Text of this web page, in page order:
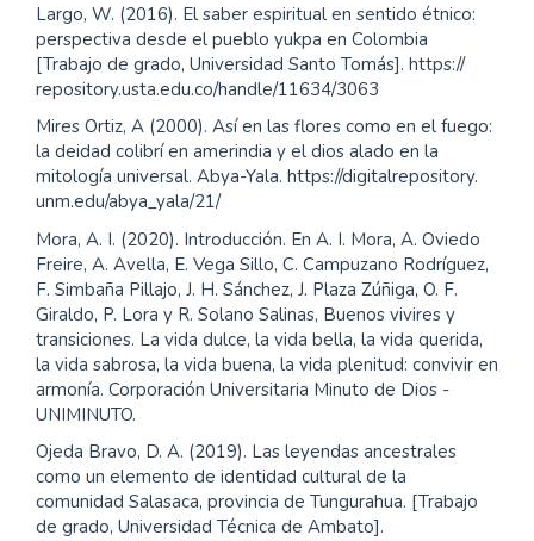
Largo, W. (2016). El saber espiritual en sentido étnico:
perspectiva desde el pueblo yukpa en Colombia
[Trabajo de grado, Universidad Santo Tomás]. https://
repository.usta.edu.co/handle/11634/3063
Mires Ortiz, A (2000). Así en las flores como en el fuego:
la deidad colibrí en amerindia y el dios alado en la
mitología universal. Abya-Yala. https://digitalrepository.
unm.edu/abya_yala/21/
Mora, A. I. (2020). Introducción. En A. I. Mora, A. Oviedo
Freire, A. Avella, E. Vega Sillo, C. Campuzano Rodríguez,
F. Simbaña Pillajo, J. H. Sánchez, J. Plaza Zúñiga, O. F.
Giraldo, P. Lora y R. Solano Salinas, Buenos vivires y
transiciones. La vida dulce, la vida bella, la vida querida,
la vida sabrosa, la vida buena, la vida plenitud: convivir en
armonía. Corporación Universitaria Minuto de Dios -
UNIMINUTO.
Ojeda Bravo, D. A. (2019). Las leyendas ancestrales
como un elemento de identidad cultural de la
comunidad Salasaca, provincia de Tungurahua. [Trabajo
de grado, Universidad Técnica de Ambato].